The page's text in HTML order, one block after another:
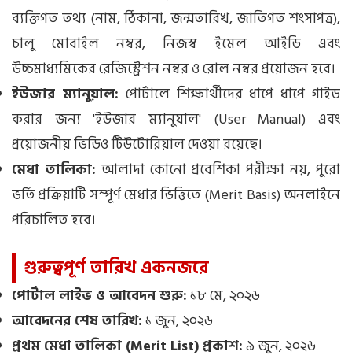
ব্যক্তিগত তথ্য (নাম, ঠিকানা, জন্মতারিখ, জাতিগত শংসাপত্র),
চালু মোবাইল নম্বর, নিজস্ব ইমেল আইডি এবং
উচ্চমাধ্যমিকের রেজিস্ট্রেশন নম্বর ও রোল নম্বর প্রয়োজন হবে।
ইউজার ম্যানুয়াল: পোর্টালে শিক্ষার্থীদের ধাপে ধাপে গাইড
করার জন্য 'ইউজার ম্যানুয়াল' (User Manual) এবং
প্রয়োজনীয় ভিডিও টিউটোরিয়াল দেওয়া রয়েছে।
মেধা তালিকা: আলাদা কোনো প্রবেশিকা পরীক্ষা নয়, পুরো
ভর্তি প্রক্রিয়াটি সম্পূর্ণ মেধার ভিত্তিতে (Merit Basis) অনলাইনে
পরিচালিত হবে।
গুরুত্বপূর্ণ তারিখ একনজরে
পোর্টাল লাইভ ও আবেদন শুরু:১৮ মে, ২০২৬
আবেদনের শেষ তারিখ:১ জুন, ২০২৬
প্রথম মেধা তালিকা (Merit List) প্রকাশ:৯ জুন, ২০২৬